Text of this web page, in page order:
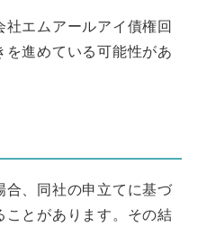
エムアールアイ債権回
を進めている可能性があ
合、同社の申立てに基づ
ことがあります。その結